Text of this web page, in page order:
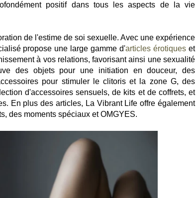
positif dans tous les aspects de la vie
de l'estime de soi sexuelle. Avec une expérience
propose une large gamme d'articles érotiques et
à vos relations, favorisant ainsi une sexualité
des objets pour une initiation en douceur, des
pour stimuler le clitoris et la zone G, des
d'accessoires sensuels, de kits et de coffrets, et
En plus des articles, La Vibrant Life offre également
des moments spéciaux et OMGYES.